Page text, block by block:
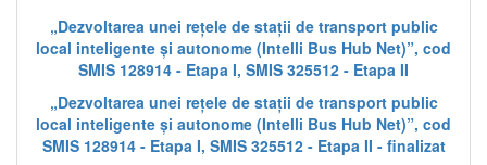
„Dezvoltarea unei rețele de stații de transport public
local inteligente și autonome (Intelli Bus Hub Net)”, cod
SMIS 128914 - Etapa I, SMIS 325512 - Etapa II
„Dezvoltarea unei rețele de stații de transport public
local inteligente și autonome (Intelli Bus Hub Net)”, cod
SMIS 128914 - Etapa I, SMIS 325512 - Etapa II - finalizat